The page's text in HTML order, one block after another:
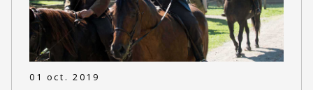
01 oct. 2019